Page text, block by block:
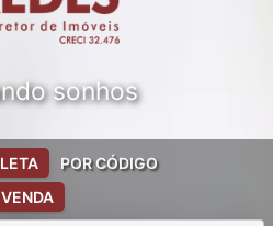
sonhos
VENDA
POR CÓDIGO